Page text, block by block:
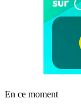
En ce moment